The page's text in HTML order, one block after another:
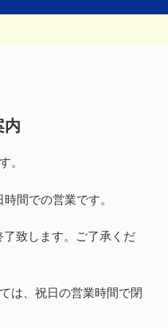
内
。
間での営業です。
致します。ご了承くだ
は、祝日の営業時間で閉